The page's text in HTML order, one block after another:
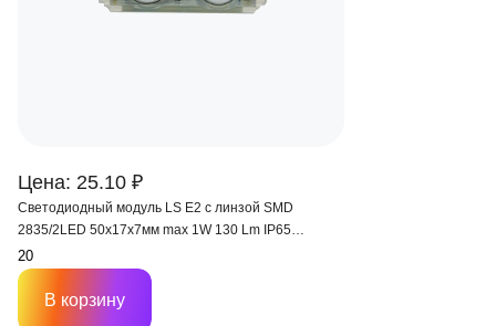
Цена: 25.10 ₽
Светодиодный модуль LS E2 с линзой SMD
2835/2LED 50х17х7мм max 1W 130 Lm IP65
(Провод 15см) 175°
В корзину